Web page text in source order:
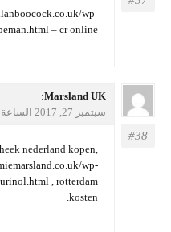
www.allanboocock.co.uk/wp-
speman.html– cr online.
يقول
Marsland UK
:
سبتمبر 27, 2017 الساعة 1:27 ص
apotheek nederland kopen,
www.jamiemarsland.co.uk/wp-
purinol.html, rotterdam